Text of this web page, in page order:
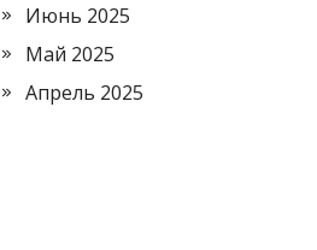
Июнь 2025
Май 2025
Апрель 2025